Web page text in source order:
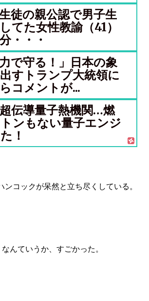
生徒の親公認で男子生
てた女性教諭（41）
・・・
で守る！」日本の象
すトランプ大統領に
コメントが...
伝導量子熱機関…燃
ンもない量子エンジ
！
ンコックが呆然と立ち尽くしている。
んていうか、すごかった。